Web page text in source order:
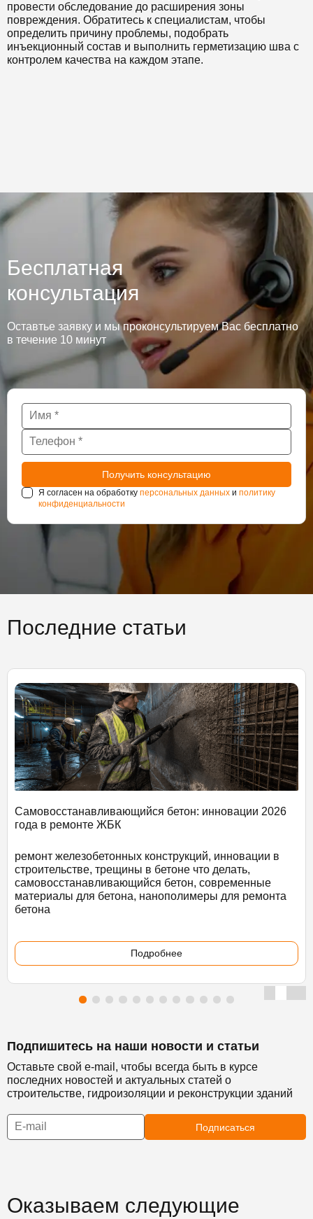
провести обследование до расширения зоны
повреждения. Обратитесь к специалистам, чтобы
определить причину проблемы, подобрать
инъекционный состав и выполнить герметизацию шва с
контролем качества на каждом этапе.
Бесплатная
консультация
Оставтье заявку и мы проконсультируем Вас бесплатно
в течение 10 минут
Я согласен на обработку персональных данных и политику
конфиденциальности
Последние статьи
Самовосстанавливающийся бетон: инновации 2026
года в ремонте ЖБК
ремонт железобетонных конструкций, инновации в
строительстве, трещины в бетоне что делать,
самовосстанавливающийся бетон, современные
материалы для бетона, нанополимеры для ремонта
бетона
Подробнее
Подпишитесь на наши новости и статьи
Оставьте свой e-mail, чтобы всегда быть в курсе
последних новостей и актуальных статей о
строительстве, гидроизоляции и реконструкции зданий
Подписаться
Оказываем следующие